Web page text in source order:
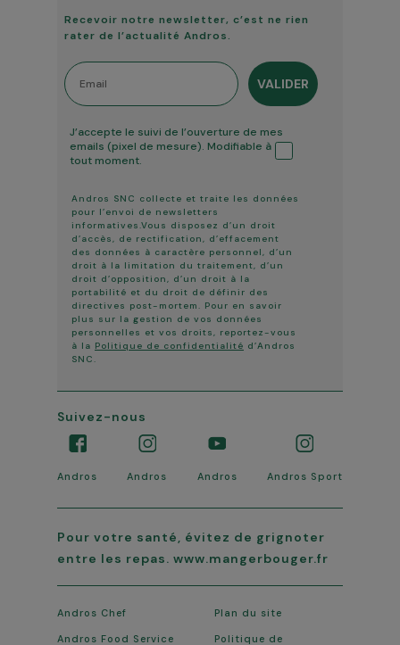
Recevoir notre newsletter, c’est ne rien
rater de l’actualité Andros.
Email
VALIDER
Tracking ouverture
J’accepte le suivi de l’ouverture de mes
emails (pixel de mesure). Modifiable à
tout moment.
Andros SNC collecte et traite les données
pour l’envoi de newsletters
informatives.Vous disposez d’un droit
d’accès, de rectification, d’effacement
des données à caractère personnel, d’un
droit à la limitation du traitement, d’un
droit d’opposition, d’un droit à la
portabilité et du droit de définir des
directives post-mortem. Pour en savoir
plus sur la gestion de vos données
personnelles et vos droits, reportez-vous
à la Politique de confidentialité d’Andros
SNC.
Plan du site
Politique de
Andros Chef
Andros Food Service
Suivez-nous
Andros Andros Andros Andros Sport
Pour votre santé, évitez de grignoter
entre les repas. www.mangerbouger.fr